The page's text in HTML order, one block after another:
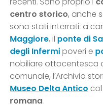
centro storico, anche
sono stati interrati: a
Maggiore, il ponte di
degli Infermipoveri e
nobiliare ottocentesca
comunale, l’Archivio
Museo Delta Antico col
romana.